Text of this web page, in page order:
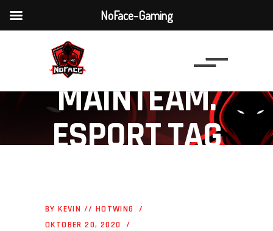
MAINTEAM.
ESPORT TAG
BYKEVIN // HOTWING
OKTOBER 20, 2020
NoFace-Gaming